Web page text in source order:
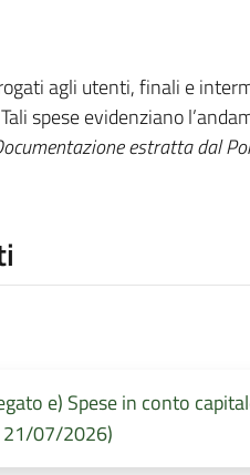
agli utenti, finali e
spese evidenziano
estratta dal
e) Spese in conto
21/07/2026)